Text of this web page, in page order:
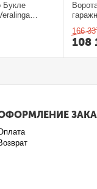
Букле
166
108